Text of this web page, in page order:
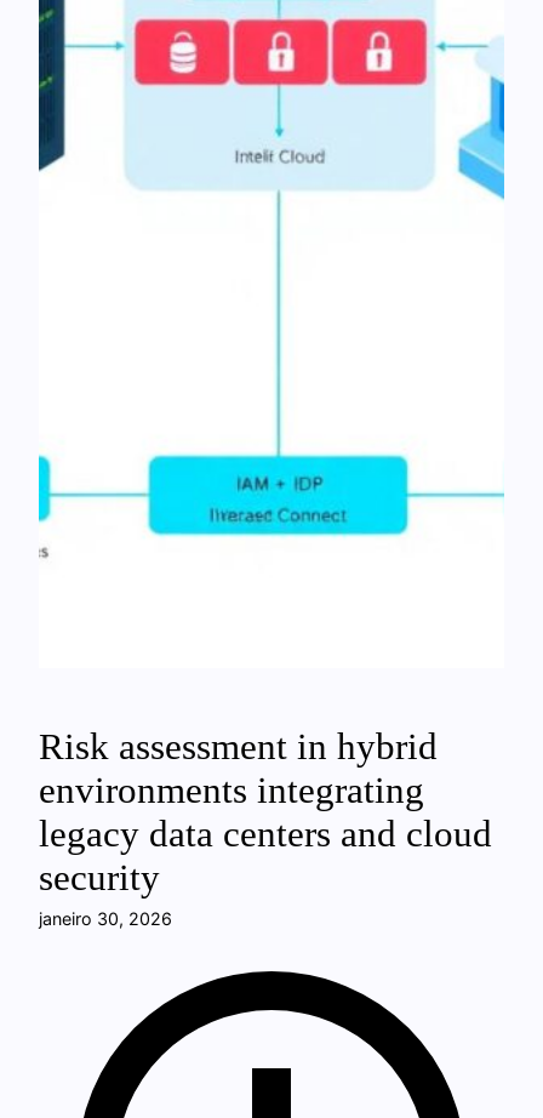
Risk assessment in hybrid
environments integrating
legacy data centers and cloud
security
janeiro 30, 2026